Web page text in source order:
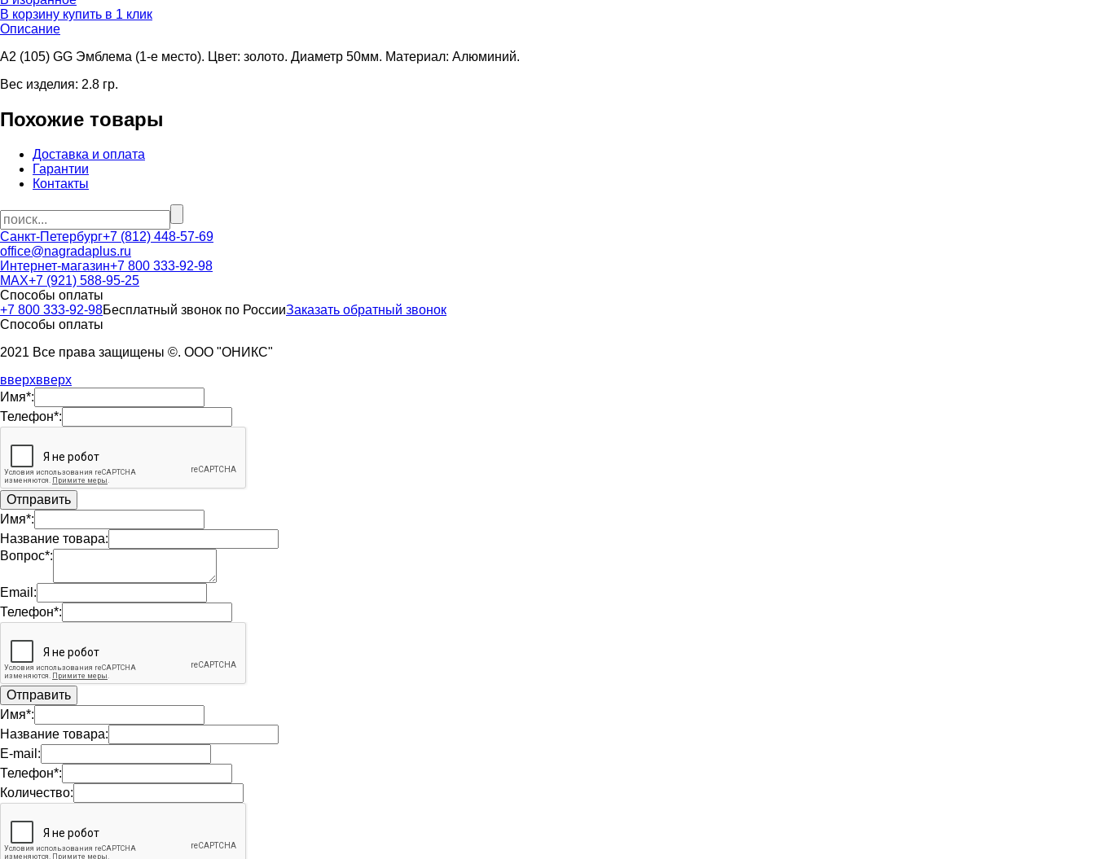
В корзину купить в 1 клик
Описание
A2 (105) GG Эмблема (1-е место). Цвет: золото. Диаметр 50мм. Материал: Алюминий.
Вес изделия: 2.8 гр.
Похожие товары
Доставка и оплата
Гарантии
Контакты
Санкт-Петербург+7 (812) 448-57-69
office@nagradaplus.ru
Интернет-магазин+7 800 333-92-98
MAX+7 (921) 588-95-25
Способы оплаты
+7 800 333-92-98Бесплатный звонок по РоссииЗаказать обратный звонок
Способы оплаты
2021 Все права защищены ©. ООО "ОНИКС"
вверхвверх
Имя*:
Телефон*:
Имя*:
Название товара:
Вопрос*:
Email:
Телефон*:
Имя*:
Название товара:
E-mail:
Телефон*:
Количество: